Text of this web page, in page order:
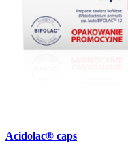
Acidolac® caps